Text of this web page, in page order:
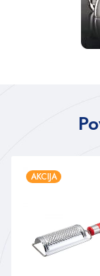
AKCIJA